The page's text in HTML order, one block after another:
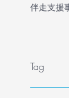
伴走支援
Tag